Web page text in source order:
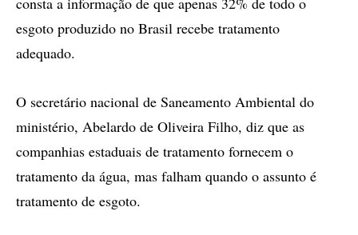
esgoto produzido no Brasil recebe tratamento
adequado.
O secretário nacional de Saneamento Ambiental do
ministério, Abelardo de Oliveira Filho, diz que as
companhias estaduais de tratamento fornecem o
tratamento da água, mas falham quando o assunto é
tratamento de esgoto.